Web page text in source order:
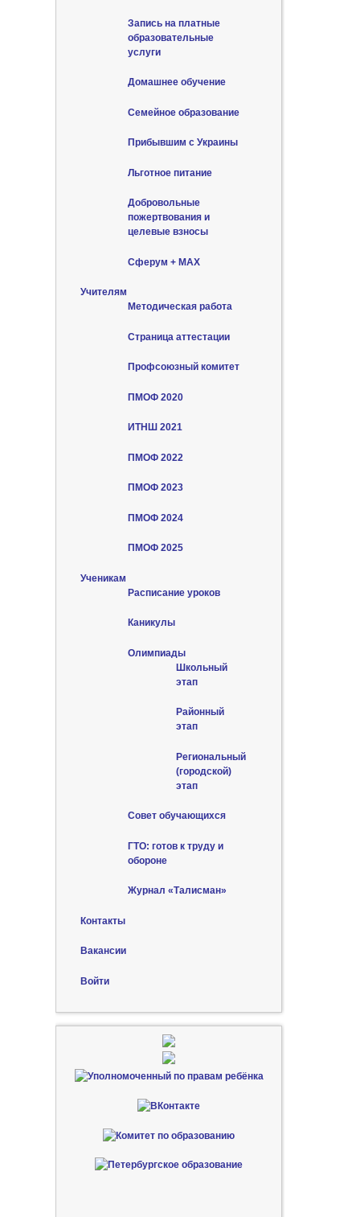
Запись на платные
образовательные
услуги
Домашнее обучение
Семейное образование
Прибывшим с Украины
Льготное питание
Добровольные
пожертвования и
целевые взносы
Сферум + MAX
Учителям
Методическая работа
Страница аттестации
Профсоюзный комитет
ПМОФ 2020
ИТНШ 2021
ПМОФ 2022
ПМОФ 2023
ПМОФ 2024
ПМОФ 2025
Ученикам
Расписание уроков
Каникулы
Олимпиады
Школьный
этап
Районный
этап
Региональный
(городской)
этап
Совет обучающихся
ГТО: готов к труду и
обороне
Журнал «Талисман»
Контакты
Вакансии
Войти